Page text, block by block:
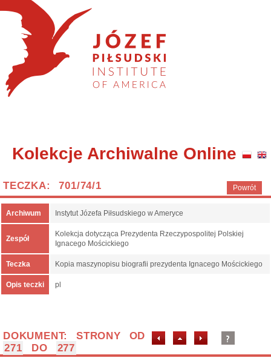
Kolekcje Archiwalne Online
Powrót
TECZKA: 701/74/1
Archiwum Instytut Józefa Piłsudskiego w Ameryce
Zespół
Kolekcja dotycząca Prezydenta Rzeczypospolitej Polskiej
Ignacego Mościckiego
Teczka Kopia maszynopisu biografii prezydenta Ignacego Mościckiego
Opis teczki pl
DOKUMENT: STRONY OD
271
DO 277